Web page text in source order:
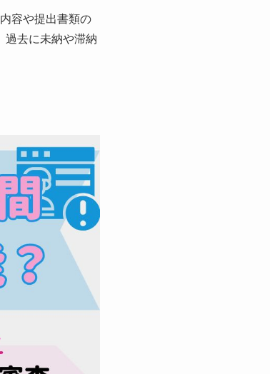
容や提出書類の
過去に未納や滞納